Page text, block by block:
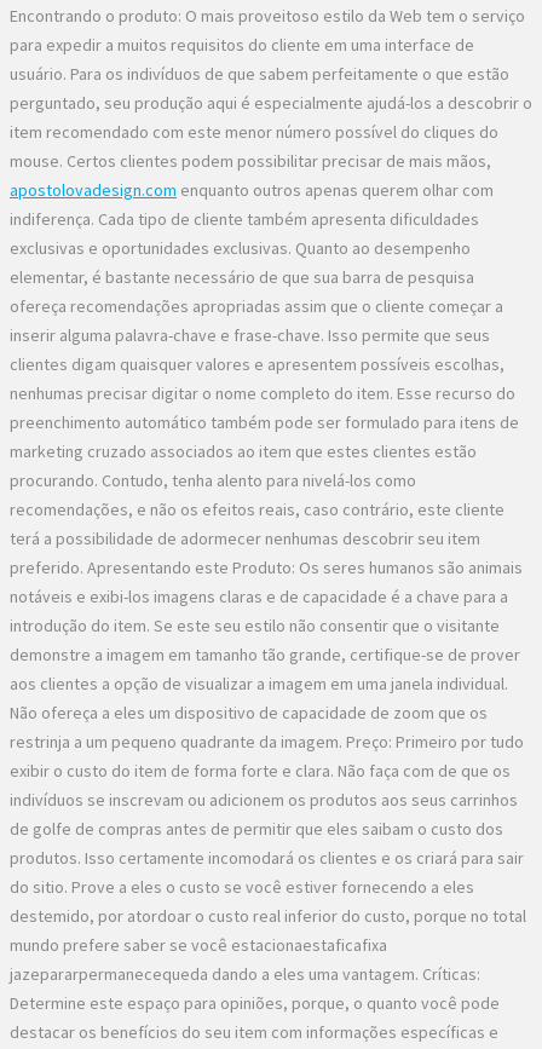
Encontrando o produto: O mais proveitoso estilo da Web tem o serviço
para expedir a muitos requisitos do cliente em uma interface de
usuário. Para os indivíduos de que sabem perfeitamente o que estão
perguntado, seu produção aqui é especialmente ajudá-los a descobrir o
item recomendado com este menor número possível do cliques do
mouse. Certos clientes podem possibilitar precisar de mais mãos,
apostolovadesign.com enquanto outros apenas querem olhar com
indiferença. Cada tipo de cliente também apresenta dificuldades
exclusivas e oportunidades exclusivas. Quanto ao desempenho
elementar, é bastante necessário de que sua barra de pesquisa
ofereça recomendações apropriadas assim que o cliente começar a
inserir alguma palavra-chave e frase-chave. Isso permite que seus
clientes digam quaisquer valores e apresentem possíveis escolhas,
nenhumas precisar digitar o nome completo do item. Esse recurso do
preenchimento automático também pode ser formulado para itens de
marketing cruzado associados ao item que estes clientes estão
procurando. Contudo, tenha alento para nivelá-los como
recomendações, e não os efeitos reais, caso contrário, este cliente
terá a possibilidade de adormecer nenhumas descobrir seu item
preferido. Apresentando este Produto: Os seres humanos são animais
notáveis e exibi-los imagens claras e de capacidade é a chave para a
introdução do item. Se este seu estilo não consentir que o visitante
demonstre a imagem em tamanho tão grande, certifique-se de prover
aos clientes a opção de visualizar a imagem em uma janela individual.
Não ofereça a eles um dispositivo de capacidade de zoom que os
restrinja a um pequeno quadrante da imagem. Preço: Primeiro por tudo
exibir o custo do item de forma forte e clara. Não faça com de que os
indivíduos se inscrevam ou adicionem os produtos aos seus carrinhos
de golfe de compras antes de permitir que eles saibam o custo dos
produtos. Isso certamente incomodará os clientes e os criará para sair
do sitio. Prove a eles o custo se você estiver fornecendo a eles
destemido, por atordoar o custo real inferior do custo, porque no total
mundo prefere saber se você estacionaestaficafixa
jazepararpermanecequeda dando a eles uma vantagem. Críticas:
Determine este espaço para opiniões, porque, o quanto você pode
destacar os benefícios do seu item com informações específicas e